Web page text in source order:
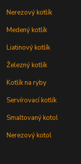
Nerezový kotlík
Medený kotlík
Liatinový kotlík
Železný kotlík
Kotlík na ryby
Servírovací kotlík
Smaltovaný kotol
Nerezový kotol